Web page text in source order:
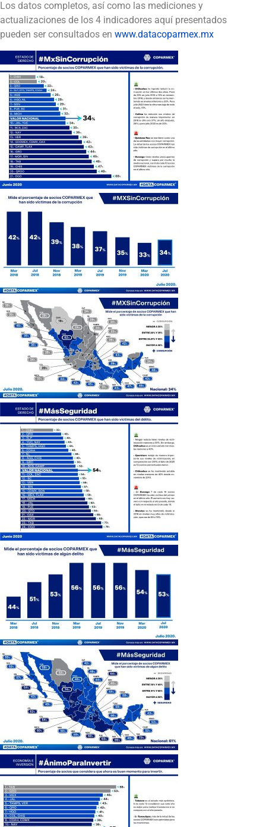
Los datos completos, así como las mediciones y
actualizaciones de los 4 indicadores aquí presentados
pueden ser consultados en www.datacoparmex.mx